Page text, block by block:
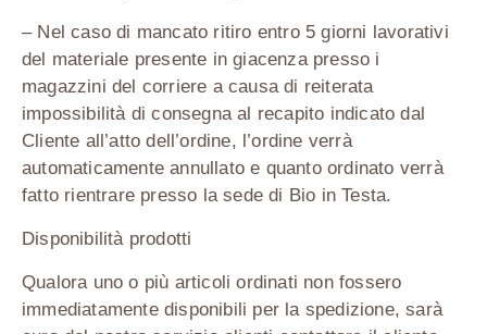
– Nel caso di mancato ritiro entro 5 giorni lavorativi
del materiale presente in giacenza presso i
magazzini del corriere a causa di reiterata
impossibilità di consegna al recapito indicato dal
Cliente all’atto dell’ordine, l’ordine verrà
automaticamente annullato e quanto ordinato verrà
fatto rientrare presso la sede di Bio in Testa.
Disponibilità prodotti
Qualora uno o più articoli ordinati non fossero
immediatamente disponibili per la spedizione, sarà